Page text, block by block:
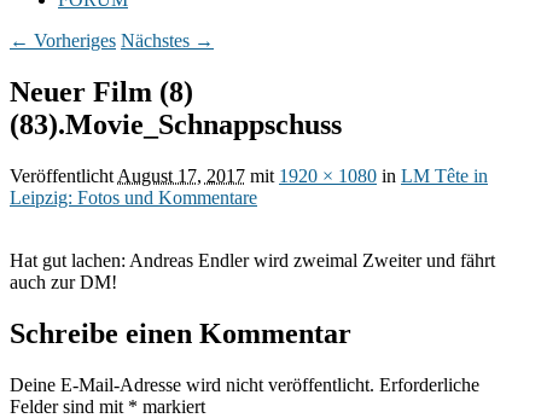
Bilder-
← Vorheriges Nächstes →
Neuer Film (8)
(83).Movie_Schnappschuss
Veröffentlicht August 17, 2017 mit 1920 × 1080 in LM Tête in
Leipzig: Fotos und Kommentare
Hat gut lachen: Andreas Endler wird zweimal Zweiter und fährt
auch zur DM!
Schreibe einen Kommentar
Deine E-Mail-Adresse wird nicht veröffentlicht. Erforderliche
Felder sind mit * markiert